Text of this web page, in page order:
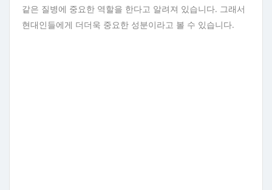
같은 질병에 중요한 역할을 한다고 알려져 있습니다. 그래서
현대인들에게 더더욱 중요한 성분이라고 볼 수 있습니다.